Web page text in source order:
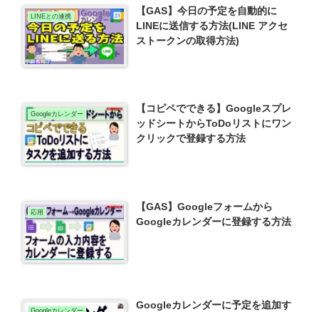
LINEとの連携
【GAS】今日の予定を自動的に
LINEに送信する方法(LINE アクセ
ストークンの取得方法)
Googleカレンダー
【コピペでできる】Googleスプレ
ッドシートからToDoリストにワン
クリックで登録する方法
応用
【GAS】Googleフォームから
Googleカレンダーに登録する方法
Googleカレンダー Googleカレンダーに予定を追加す